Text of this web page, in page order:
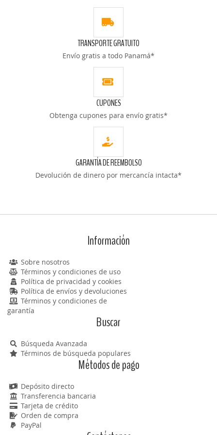
DESEOS
TRANSPORTE GRATUITO
Envío gratis a todo Panamá*
CUPONES
Obtenga cupones para envío gratis*
GARANTÍA DE REEMBOLSO
Devolución de dinero por mercancía intacta*
Información
Sobre nosotros
Términos y condiciones de uso
Política de privacidad y cookies
Política de envíos y devoluciones
Términos y condiciones de
garantía
Buscar
Búsqueda Avanzada
Términos de búsqueda populares
Métodos de pago
Depósito directo
Transferencia bancaria
Tarjeta de crédito
Orden de compra
PayPal